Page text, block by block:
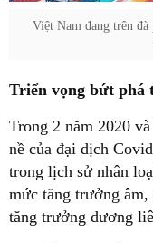
Việt Nam đang trên
Triển vọng bứt phá
Trong 2 năm 2020
nề của đại dịch
trong lịch sử nhân
mức tăng trưởng
tăng trưởng dương